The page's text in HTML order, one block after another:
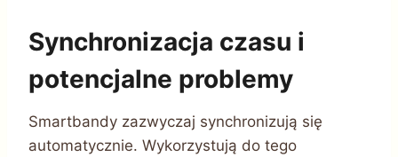
Synchronizacja czasu i
potencjalne problemy
Smartbandy zazwyczaj synchronizują się
automatycznie. Wykorzystują do tego